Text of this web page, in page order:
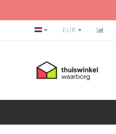
BETAAL ACHTERAF
EUR